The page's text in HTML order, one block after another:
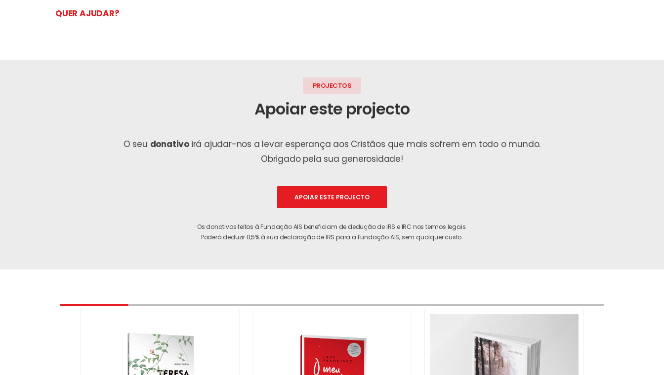
QUER AJUDAR?
PROJECTOS
Apoiar este projecto
O seu donativo irá ajudar-nos a levar esperança aos Cristãos que mais sofrem em todo o mundo.
Obrigado pela sua generosidade!
APOIAR ESTE PROJECTO
Os donativos feitos à Fundação AIS beneficiam de dedução de IRS e IRC nos termos legais.
Poderá deduzir 0,5% à sua declaração de IRS para a Fundação AIS, sem qualquer custo.